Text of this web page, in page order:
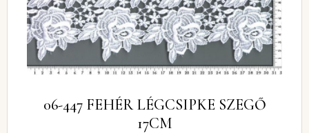
06-447 FEHÉR LÉGCSIPKE SZEGŐ
17CM